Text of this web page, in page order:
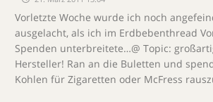
Vorletzte Woche wurde ich noch
ausgelacht, als ich im Erdbebenthread
Spenden unterbreitete…@ Topic:
Hersteller! Ran an die Buletten und
Kohlen für Zigaretten oder McFress